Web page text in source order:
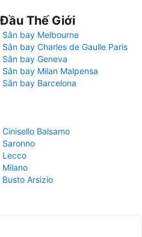
Thế Giới
Sân bay Melbourne
Sân bay Charles de Gaulle Paris
Sân bay Geneva
Sân bay Milan Malpensa
Sân bay Barcelona
Cinisello Balsamo
Saronno
Lecco
Milano
Busto Arsizio